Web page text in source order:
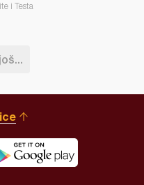
i Testa